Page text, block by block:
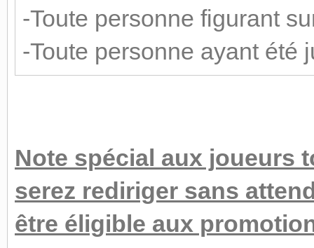
-Toute personne figurant
-Toute personne ayant été
Note spécial aux joueurs
serez rediriger sans
être éligible aux